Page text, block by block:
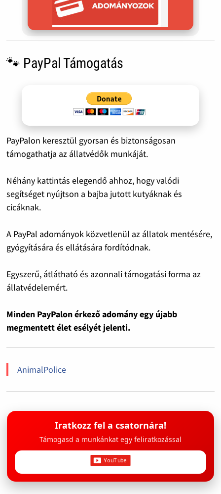
🐾 PayPal Támogatás
PayPalon keresztül gyorsan és biztonságosan
támogathatja az állatvédők munkáját.
Néhány kattintás elegendő ahhoz, hogy valódi
segítséget nyújtson a bajba jutott kutyáknak és
cicáknak.
A PayPal adományok közvetlenül az állatok mentésére,
gyógyítására és ellátására fordítódnak.
Egyszerű, átlátható és azonnali támogatási forma az
állatvédelemért.
Minden PayPalon érkező adomány egy újabb
megmentett élet esélyét jelenti.
AnimalPolice
Iratkozz fel a csatornára!
Támogasd a munkánkat egy feliratkozással